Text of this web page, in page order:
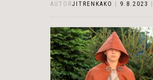
AUTORJITRENKAKO 9.8.2023